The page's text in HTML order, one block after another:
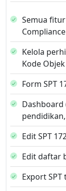
Semua
Compliance
Kelola
Kode
Form SPT
Dashboard
pendidikan,
Edit SPT
Edit daftar
Export SPT